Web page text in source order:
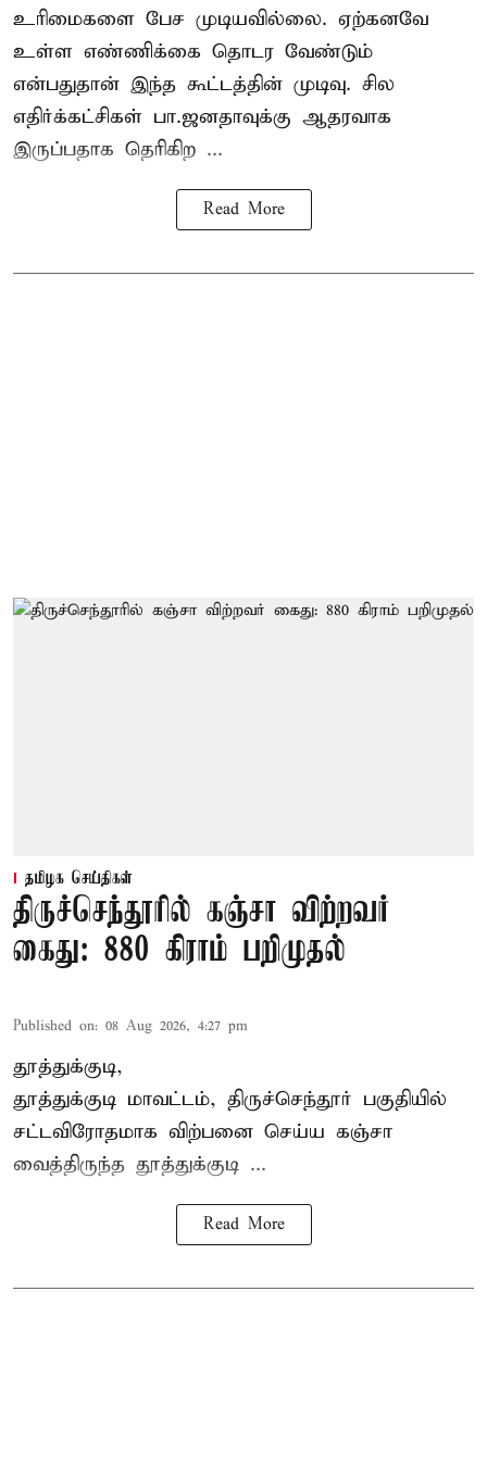
உரிமைகளை பேச முடியவில்லை. ஏற்கனவே
உள்ள எண்ணிக்கை தொடர வேண்டும்
என்பதுதான் இந்த கூட்டத்தின் முடிவு. சில
எதிர்க்கட்சிகள் பா.ஜனதாவுக்கு ஆதரவாக
இருப்பதாக தெரிகிற ...
Read More
தமிழக செய்திகள்
திருச்செந்தூரில் கஞ்சா விற்றவர்
கைது: 880 கிராம் பறிமுதல்
Published on: 08 Aug 2026, 4:27 pm
தூத்துக்குடி,
தூத்துக்குடி மாவட்டம், திருச்செந்தூர் பகுதியில்
சட்டவிரோதமாக விற்பனை செய்ய கஞ்சா
வைத்திருந்த தூத்துக்குடி ...
Read More